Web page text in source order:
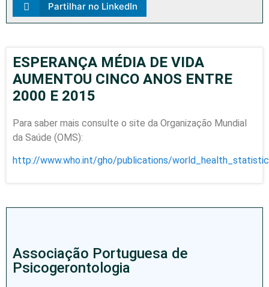
Partilhar no LinkedIn
ESPERANÇA MÉDIA DE VIDA
AUMENTOU CINCO ANOS ENTRE
2000 E 2015
Para saber mais consulte o site da Organização Mundial
da Saúde (OMS):
http://www.who.int/gho/publications/
Associação Portuguesa de
Psicogerontologia